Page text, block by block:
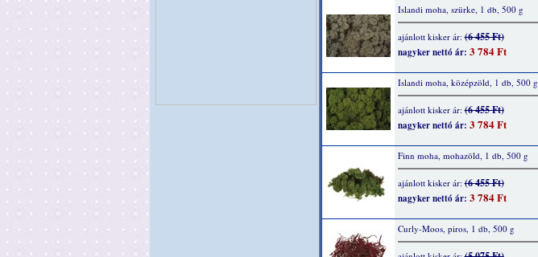
Islandi moha, szürke, 1 db, 500 g
ajánlott kisker ár:(6 455 Ft)
nagyker nettó ár: 3 784 Ft
Islandi moha, középzöld, 1 db, 500 g
ajánlott kisker ár:(6 455 Ft)
nagyker nettó ár: 3 784 Ft
Finn moha, mohazöld, 1 db, 500 g
ajánlott kisker ár:(6 455 Ft)
nagyker nettó ár: 3 784 Ft
Curly-Moos, piros, 1 db, 500 g